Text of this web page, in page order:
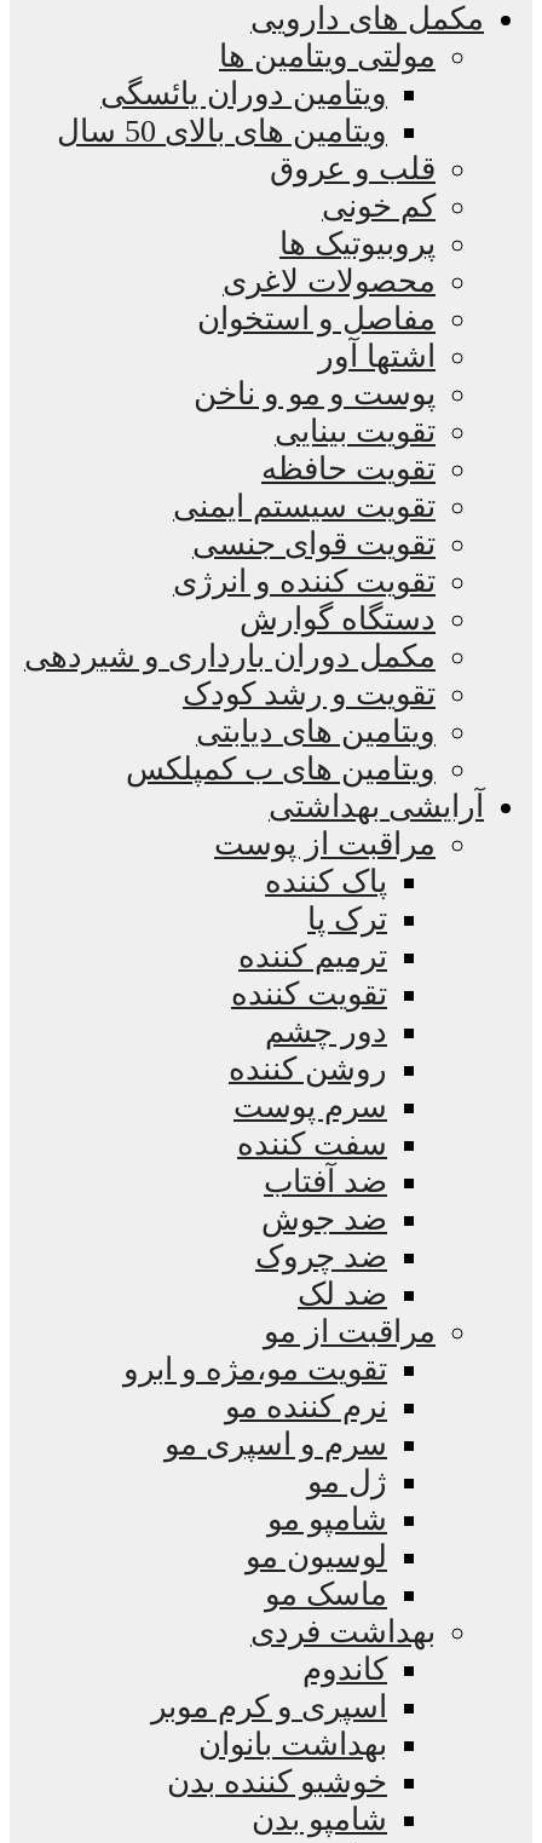
مکمل های دارویی
مولتی ویتامین ها
ویتامین دوران یائسگی
ویتامین های بالای 50 سال
قلب و عروق
کم خونی
پروبیوتیک ها
محصولات لاغری
مفاصل و استخوان
اشتها آور
پوست و مو و ناخن
تقویت بینایی
تقویت حافظه
تقویت سیستم ایمنی
تقویت قوای جنسی
تقویت کننده و انرژی
دستگاه گوارش
مکمل دوران بارداری و شیردهی
تقویت و رشد کودک
ویتامین های دیابتی
ویتامین های ب کمپلکس
آرایشی بهداشتی
مراقبت از پوست
پاک کننده
ترک پا
ترمیم کننده
تقویت کننده
دور چشم
روشن کننده
سرم پوست
سفت کننده
ضد آفتاب
ضد جوش
ضد چروک
ضد لک
مراقبت از مو
تقویت مو،مژه و ابرو
نرم کننده مو
سرم و اسپری مو
ژل مو
شامپو مو
لوسیون مو
ماسک مو
بهداشت فردی
کاندوم
اسپری و کرم موبر
بهداشت بانوان
خوشبو کننده بدن
شامپو بدن